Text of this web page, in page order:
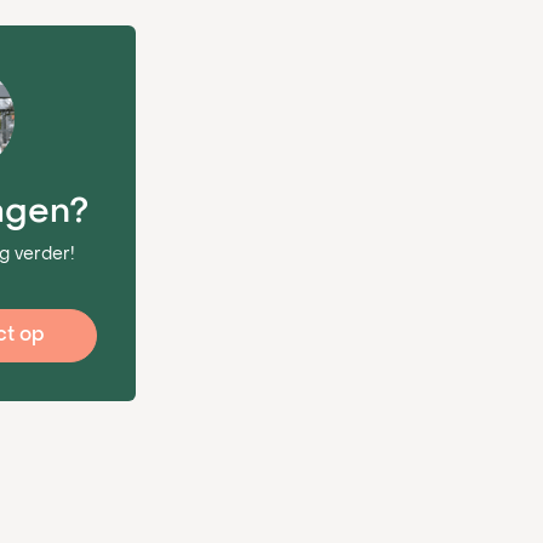
verder!
op